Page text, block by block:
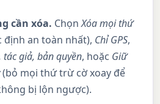
cần xóa. ChọnXóa mọi thứ
định an toàn nhất), Chỉ GPS,
tác giả, bản quyền, hoặc Giữ
(bỏ mọi thứ trừ cờ xoay để
bị lộn ngược).